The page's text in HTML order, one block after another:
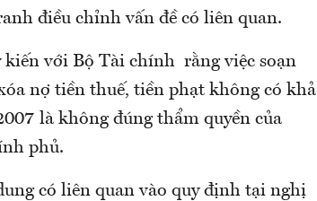
điều chỉnh vấn đề có liên quan.
kiến với Bộ Tài chính rằng việc soạn
nợ tiền thuế, tiền phạt không có khả
là không đúng thẩm quyền của
phủ.
có liên quan vào quy định tại nghị